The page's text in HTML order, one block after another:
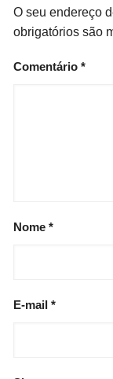
O seu endereço
obrigatórios são
Comentário*
Nome*
E-mail*